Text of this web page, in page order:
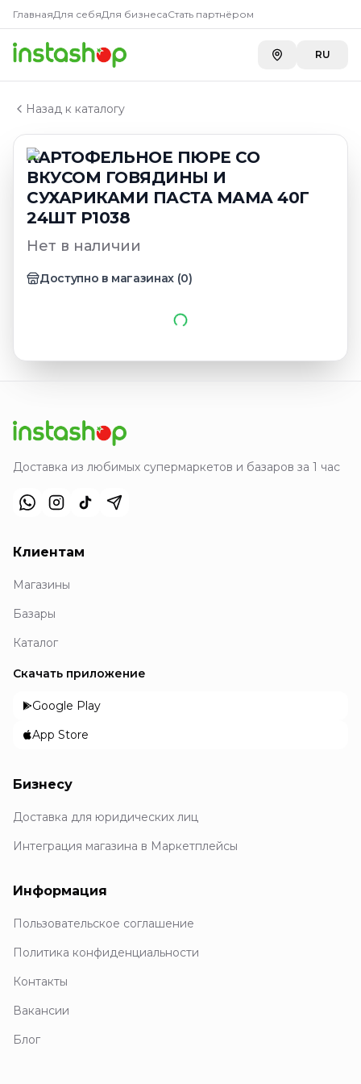
ГлавнаяДля себяДля бизнесаСтать партнёром
RU
Назад к каталогу
КАРТОФЕЛЬНОЕ ПЮРЕ СО
ВКУСОМ ГОВЯДИНЫ И
СУХАРИКАМИ ПАСТА МАМА 40Г
24ШТ Р1038
Нет в наличии
Доступно в магазинах (0)
Главная
Каталог
КАРТОФЕЛЬНОЕ ПЮРЕ СО ВКУСОМ ГОВЯДИНЫ И
Доставка из любимых супермаркетов и базаров за 1 час
Клиентам
Магазины
Базары
Каталог
Скачать приложение
Google Play
App Store
Бизнесу
Доставка для юридических лиц
Интеграция магазина в Маркетплейсы
Информация
Пользовательское соглашение
Политика конфиденциальности
Контакты
Вакансии
Блог